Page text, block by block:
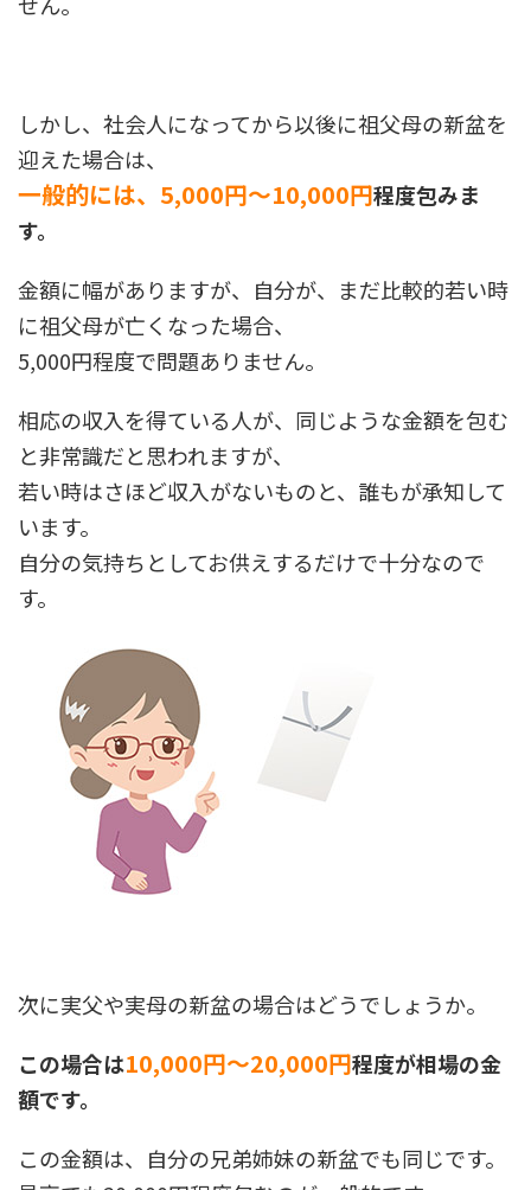
しかし、社会人になってから以後に祖父母の新盆を
迎えた場合は、
一般的には、5,000円～10,000円程度包みま
す。
金額に幅がありますが、自分が、まだ比較的若い時
に祖父母が亡くなった場合、
5,000円程度で問題ありません。
相応の収入を得ている人が、同じような金額を包む
と非常識だと思われますが、
若い時はさほど収入がないものと、誰もが承知して
います。
自分の気持ちとしてお供えするだけで十分なので
す。
次に実父や実母の新盆の場合はどうでしょうか。
この場合は10,000円～20,000円程度が相場の金
額です。
この金額は、自分の兄弟姉妹の新盆でも同じです。